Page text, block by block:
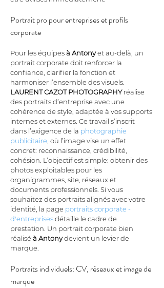
Portrait pro pour entreprises et profils
corporate
Pour les équipes à Antony et au-delà, un
portrait corporate doit renforcer la
confiance, clarifier la fonction et
harmoniser l’ensemble des visuels.
LAURENT CAZOT PHOTOGRAPHY réalise
des portraits d’entreprise avec une
cohérence de style, adaptée à vos supports
internes et externes. Ce travail s’inscrit
dans l’exigence de la photographie
publicitaire , où l’image vise un effet
concret: reconnaissance, crédibilité,
cohésion. L’objectif est simple: obtenir des
photos exploitables pour les
organigrammes, site, réseaux et
documents professionnels. Si vous
souhaitez des portraits alignés avec votre
identité, la page portraits corporate -
d'entreprises détaille le cadre de
prestation. Un portrait corporate bien
réalisé à Antony devient un levier de
marque.
Portraits individuels: CV, réseaux et image de
marque